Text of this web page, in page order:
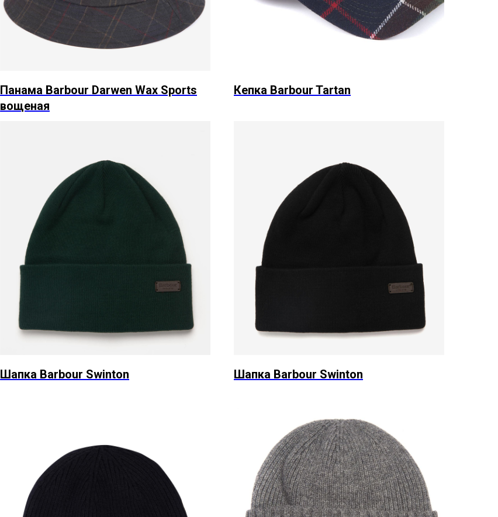
Панама Barbour Darwen Wax Sports
вощеная
Кепка Barbour Tartan
Шапка Barbour Swinton Шапка Barbour Swinton